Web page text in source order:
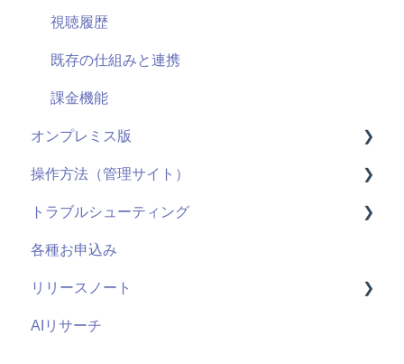
視聴履歴
既存の仕組みと連携
課金機能
オンプレミス版
全般
用語
システム仕様
お申し込み・導入
操作方法（管理サイト）
はじめに
ライブ配信
ユーザー管理機能
コンテンツ管理機能
トラブルシューティング
視聴ページ
管理サイト
各種お申込み
リリースノート
2026年度
AIリサーチ